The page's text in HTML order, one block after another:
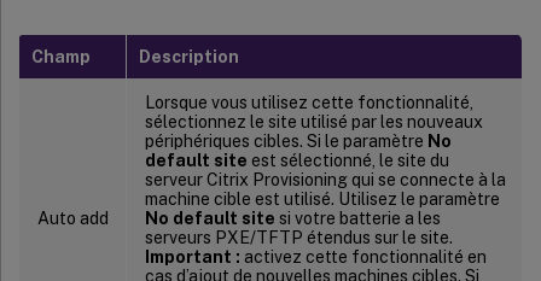
Champ Description
Auto add
Lorsque vous utilisez cette fonctionnalité,
sélectionnez le site utilisé par les nouveaux
périphériques cibles. Si le paramètre No
default site est sélectionné, le site du
serveur Citrix Provisioning qui se connecte à la
machine cible est utilisé. Utilisez le paramètre
No default site si votre batterie a les
serveurs PXE/TFTP étendus sur le site.
Important : activez cette fonctionnalité en
cas d’ajout de nouvelles machines cibles. Si